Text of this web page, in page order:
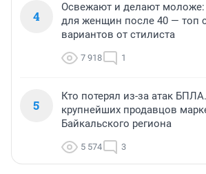
4
Освежают и делают моложе:
для женщин после 40 — топ
вариантов от стилиста
7 918 1
5
Кто потерял из-за атак
крупнейших продавцов
Байкальского региона
5 574 3